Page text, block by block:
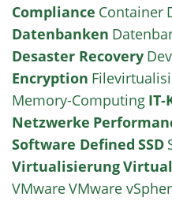
Compliance Container
Datenbanken
Desaster Recovery
Encryption
Memory-Computing
Netzwerke
Software Defined SSD
Virtualisierung
VMwareVMware